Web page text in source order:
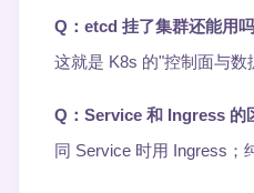
Q：etcd 挂了集群还能用
这就是 K8s 的"控制面与数
Q：Service 和 Ingress 的
同 Service 时用 Ingress；